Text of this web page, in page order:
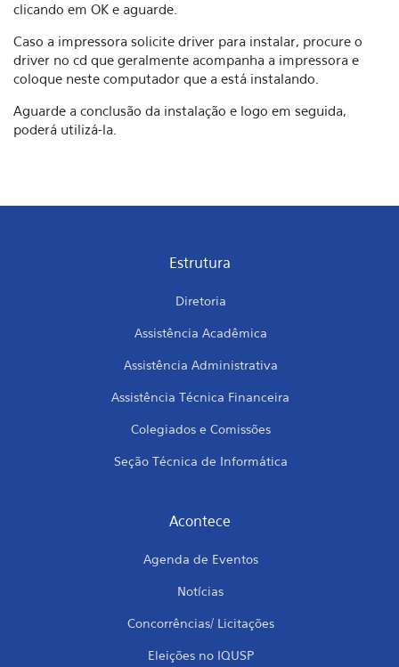
clicando em OK e aguarde.
Caso a impressora solicite driver para instalar, procure o
driver no cd que geralmente acompanha a impressora e
coloque neste computador que a está instalando.
Aguarde a conclusão da instalação e logo em seguida,
poderá utilizá-la.
Estrutura
Diretoria
Assistência Acadêmica
Assistência Administrativa
Assistência Técnica Financeira
Colegiados e Comissões
Seção Técnica de Informática
Acontece
Agenda de Eventos
Notícias
Concorrências/ Licitações
Eleições no IQUSP